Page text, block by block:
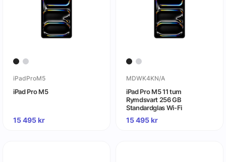
iPadProM5
iPad Pro M5
15 495kr
MDWK4KN/A
iPad Pro M5 11 tum
Rymdsvart 256 GB
Standardglas Wi-Fi
15 495kr